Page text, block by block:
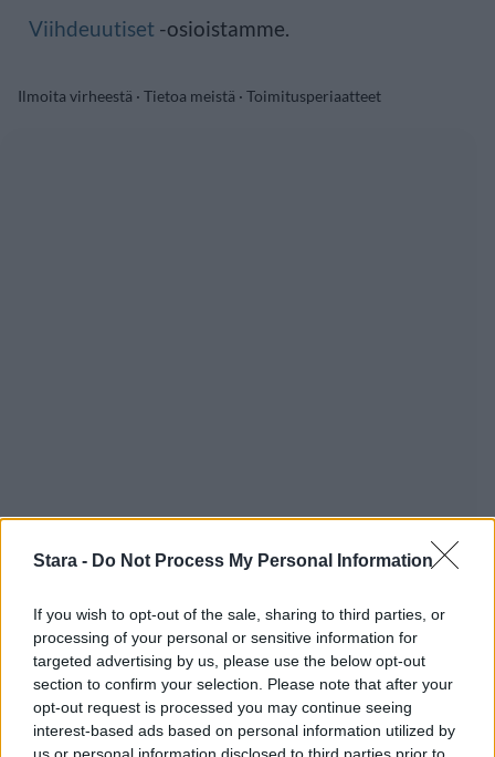
Stara - Do Not Process My Personal Information
If you wish to opt-out of the sale, sharing to third parties, or
processing of your personal or sensitive information for
targeted advertising by us, please use the below opt-out
section to confirm your selection. Please note that after your
opt-out request is processed you may continue seeing
interest-based ads based on personal information utilized by
us or personal information disclosed to third parties prior to
Viihdeuutiset -osioistamme.
Ilmoita virheestä · Tietoa meistä · Toimitusperiaatteet